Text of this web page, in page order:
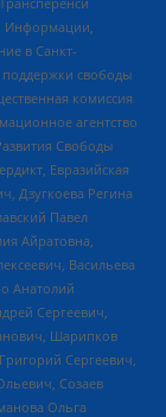
Информации,
в Санкт-
свободы
комиссия
агентство
Свободы
Евразийская
Дзугкоева Регина
Павел
Айратовна,
Васильева
Анатолий
Сергеевич,
Шарипков
Сергеевич,
Созаев
Ольга